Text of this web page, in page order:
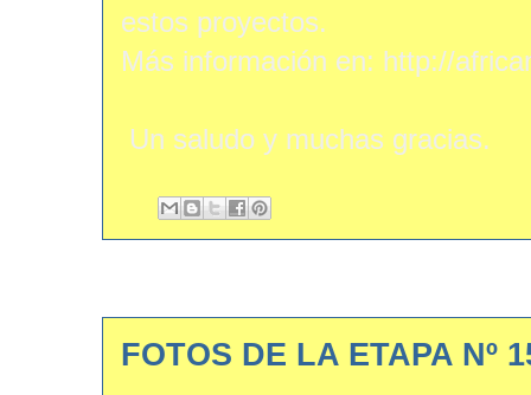
estos proyectos.
Más información en: http://
Un saludo y muchas gracias.
FOTOS DE LA ETAPA Nº